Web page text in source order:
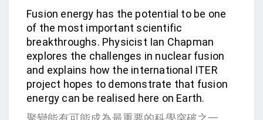
Fusion energy has the potential to be one
of the most important scientific
breakthroughs. Physicist Ian Chapman
explores the challenges in nuclear fusion
and explains how the international ITER
project hopes to demonstrate that fusion
energy can be realised here on Earth.